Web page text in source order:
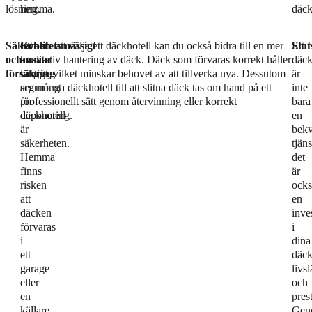
lösning.
hemma.
Säkerhet
och
försäkring
Ett
annat
viktigt
argument
för
däckhotell
är
säkerheten.
Hemma
finns
risken
att
däcken
förvaras
i
ett
garage
eller
en
Kvalitetsmässigt
ansvar
Genom att välja ett däckhotell kan du också bidra till en mer
kvalitativ hantering av däck. Däck som förvaras korrekt håller
längre, vilket minskar behovet av att tillverka nya. Dessutom
ser många däckhotell till att slitna däck tas om hand på ett
professionellt sätt genom återvinning eller korrekt
deponering.
Ett
är
inte
bara
en
det
är
en
i
dina
och